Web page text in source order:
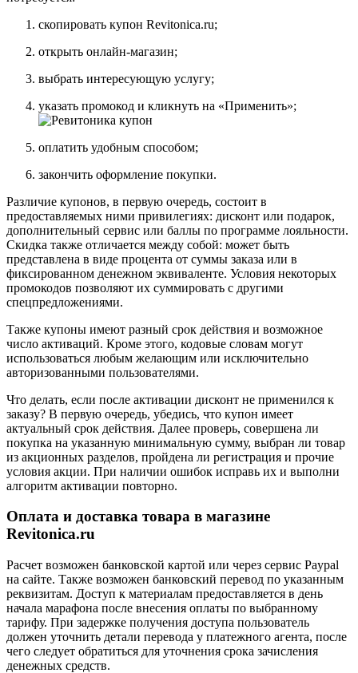
скопировать купон Revitonica.ru;
открыть онлайн-магазин;
выбрать интересующую услугу;
указать промокод и кликнуть на «Применить»;
оплатить удобным способом;
закончить оформление покупки.
Различие купонов, в первую очередь, состоит в
предоставляемых ними привилегиях: дисконт или подарок,
дополнительный сервис или баллы по программе лояльности.
Скидка также отличается между собой: может быть
представлена в виде процента от суммы заказа или в
фиксированном денежном эквиваленте. Условия некоторых
промокодов позволяют их суммировать с другими
спецпредложениями.
Также купоны имеют разный срок действия и возможное
число активаций. Кроме этого, кодовые словам могут
использоваться любым желающим или исключительно
авторизованными пользователями.
Что делать, если после активации дисконт не применился к
заказу? В первую очередь, убедись, что купон имеет
актуальный срок действия. Далее проверь, совершена ли
покупка на указанную минимальную сумму, выбран ли товар
из акционных разделов, пройдена ли регистрация и прочие
условия акции. При наличии ошибок исправь их и выполни
алгоритм активации повторно.
Оплата и доставка товара в магазине
Revitonica.ru
Расчет возможен банковской картой или через сервис Paypal
на сайте. Также возможен банковский перевод по указанным
реквизитам. Доступ к материалам предоставляется в день
начала марафона после внесения оплаты по выбранному
тарифу. При задержке получения доступа пользователь
должен уточнить детали перевода у платежного агента, после
чего следует обратиться для уточнения срока зачисления
денежных средств.